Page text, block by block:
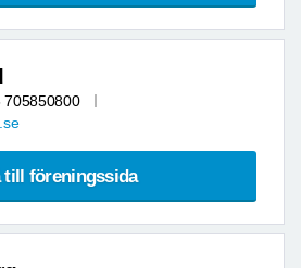
705850800
till föreningssida